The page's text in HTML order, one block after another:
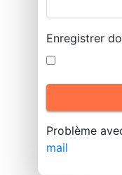
Enregistrer
Problème
mail